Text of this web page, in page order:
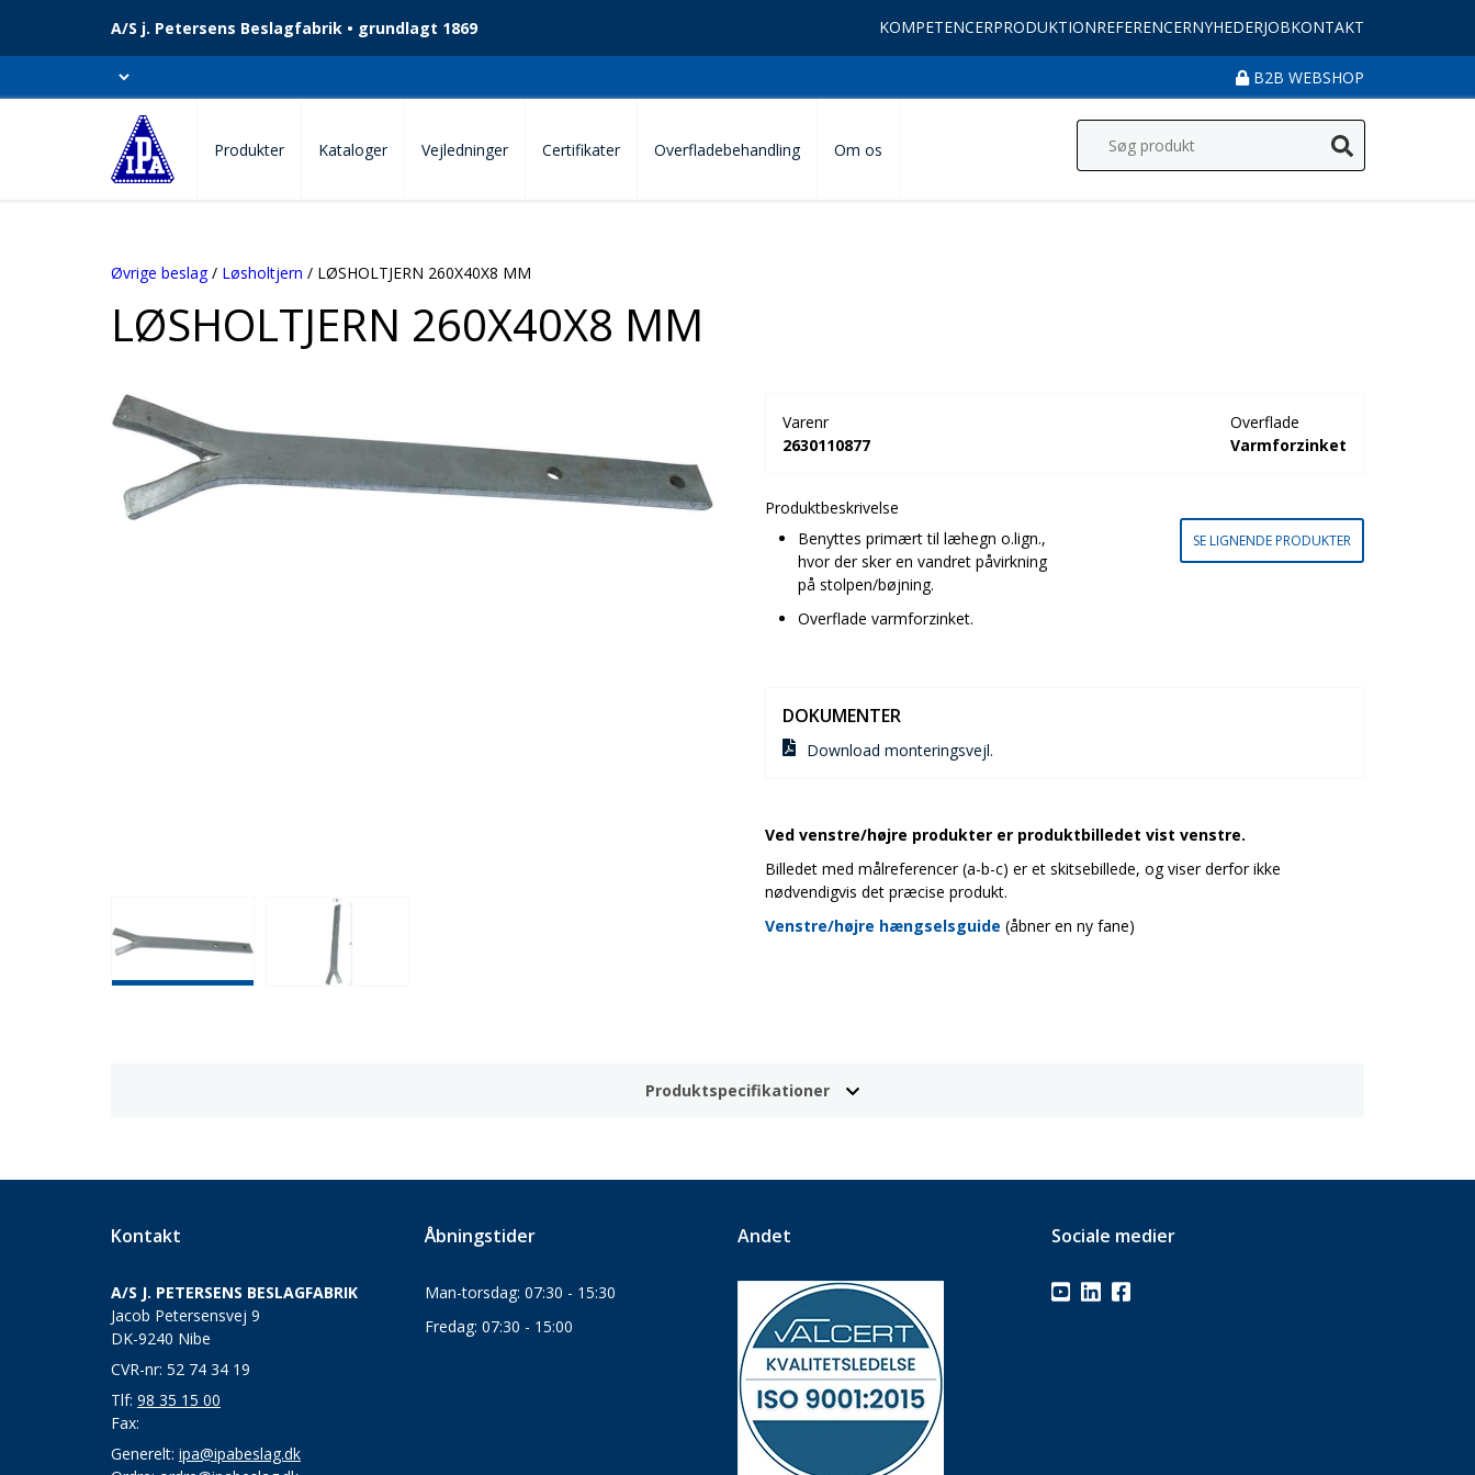
A/S j. Petersens Beslagfabrik • grundlagt 1869 KOMPETENCERPRODUKTIONREFERENCERNYHEDERJOBKONTAKT
B2B WEBSHOP
Produkter Kataloger Vejledninger Certifikater Overfladebehandling Om os
Øvrige beslag/ Løsholtjern / LØSHOLTJERN 260X40X8 MM
LØSHOLTJERN 260X40X8 MM
Varenr
2630110877
Overflade
Varmforzinket
Produktbeskrivelse
Benyttes primært til læhegn o.lign.,
hvor der sker en vandret påvirkning
på stolpen/bøjning.
Overflade varmforzinket.
SE LIGNENDE PRODUKTER
DOKUMENTER
Download monteringsvejl.
Ved venstre/højre produkter er produktbilledet vist venstre.
Billedet med målreferencer (a-b-c) er et skitsebillede, og viser derfor ikke
nødvendigvis det præcise produkt.
Venstre/højre hængselsguide (åbner en ny fane)
Produktspecifikationer
Kontakt
A/S J. PETERSENS BESLAGFABRIK
Jacob Petersensvej 9
DK-9240 Nibe
CVR-nr: 52 74 34 19
Tlf: 98 35 15 00
Fax:
Generelt: ipa@ipabeslag.dk
Åbningstider
Man-torsdag: 07:30 - 15:30
Fredag: 07:30 - 15:00
Andet Sociale medier